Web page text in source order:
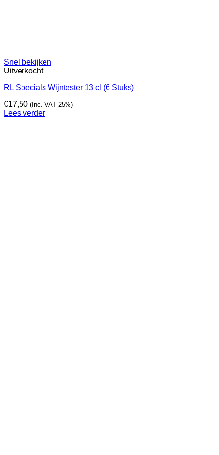
Snel bekijken
Uitverkocht
RL Specials Wijntester 13 cl (6 Stuks)
€17,50 (Inc. VAT 25%)
Lees verder